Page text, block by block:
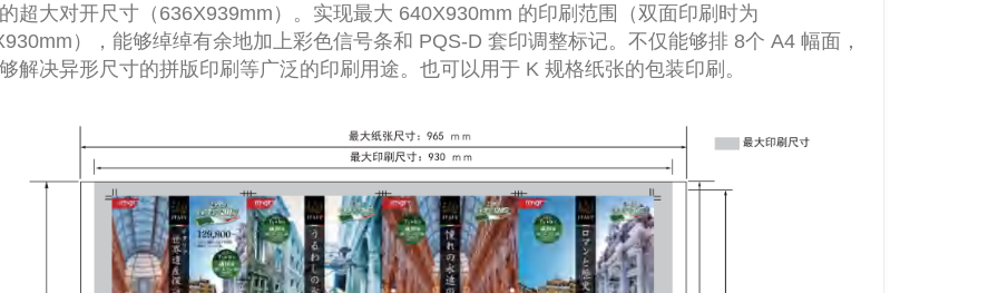
超大对开尺寸（636X939mm）。实现最大 640X930mm 的印刷范围（双面印刷时为
），能够绰绰有余地加上彩色信号条和 PQS-D 套印调整标记。不仅能够排 8个 A4 幅面，
解决异形尺寸的拼版印刷等广泛的印刷用途。也可以用于 K 规格纸张的包装印刷。